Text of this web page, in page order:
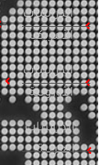
الدراسات
الأمريكية
الدراسات
الأوروبية
الدراسات
العربية